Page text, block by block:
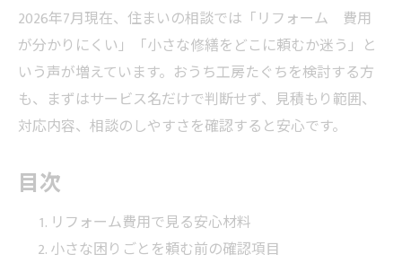
2026年7月現在、住まいの相談では「リフォーム 費用
が分かりにくい」「小さな修繕をどこに頼むか迷う」と
いう声が増えています。おうち工房たぐちを検討する方
も、まずはサービス名だけで判断せず、見積もり範囲、
対応内容、相談のしやすさを確認すると安心です。
目次
リフォーム費用で見る安心材料
小さな困りごとを頼む前の確認項目